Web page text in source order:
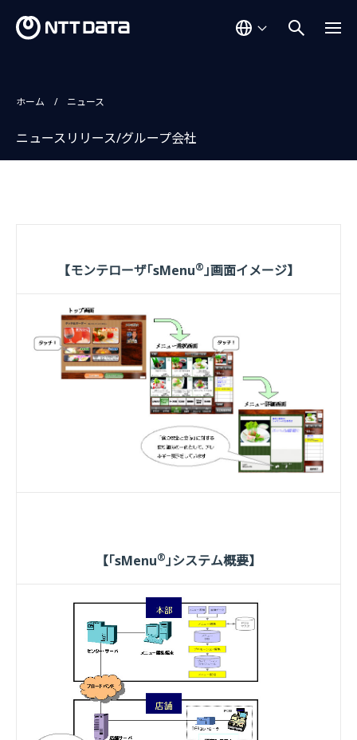
ホーム ニュース
ニュースリリース/グループ会社
【モンテローザ｢sMenu®｣画面イメージ】
【｢sMenu®｣システム概要】